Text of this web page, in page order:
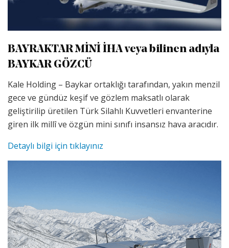
BAYRAKTAR MİNİ İHA veya bilinen adıyla
BAYKAR GÖZCÜ
Kale Holding – Baykar ortaklığı tarafından, yakın menzil
gece ve gündüz keşif ve gözlem maksatlı olarak
geliştirilip üretilen Türk Silahlı Kuvvetleri envanterine
giren ilk millî ve özgün mini sınıfı insansız hava aracıdır.
Detaylı bilgi için tıklayınız